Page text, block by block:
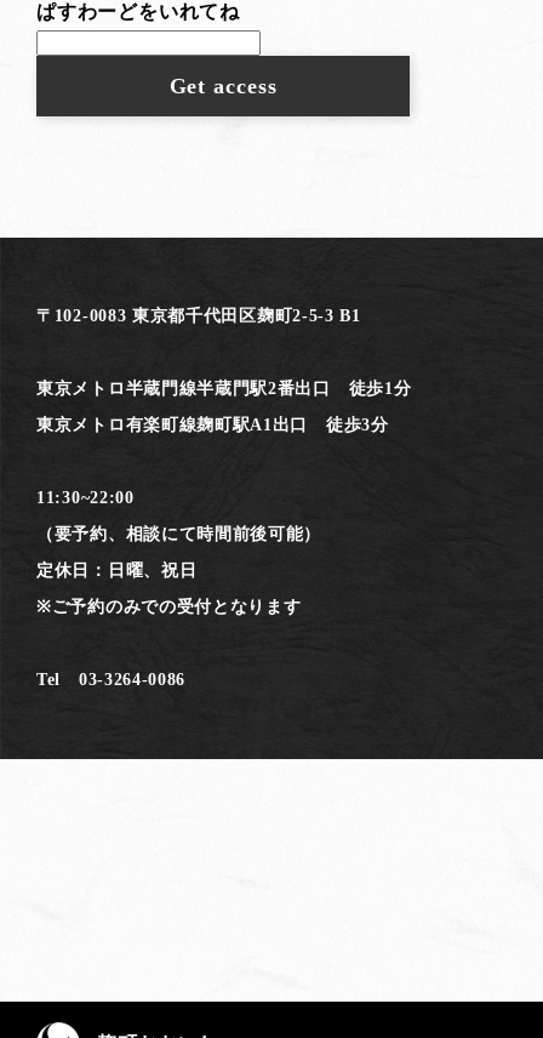
ぱすわーどをいれてね
〒102-0083 東京都千代田区麹町2-5-3 B1
東京メトロ半蔵門線半蔵門駅2番出口 徒歩1分
東京メトロ有楽町線麹町駅A1出口 徒歩3分
11:30~22:00
（要予約、相談にて時間前後可能）
定休日：日曜、祝日
※ご予約のみでの受付となります
Tel 03-3264-0086